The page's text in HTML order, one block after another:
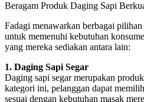
Beragam Produk Daging Sapi
Fadagi menawarkan berbagai
untuk memenuhi kebutuhan
yang mereka sediakan antara lain:
1. Daging Sapi Segar
Daging sapi segar merupakan
kategori ini, pelanggan dapat
sesuai dengan kebutuhan masak